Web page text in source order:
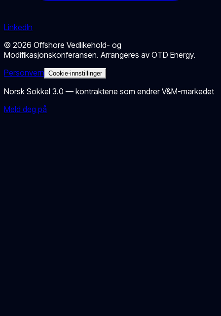
LinkedIn
© 2026 Offshore Vedlikehold- og
Modifikasjonskonferansen. Arrangeres av OTD Energy.
Personvern Cookie-innstillinger
Norsk Sokkel 3.0 — kontraktene som endrer V&M-markedet
Meld deg på